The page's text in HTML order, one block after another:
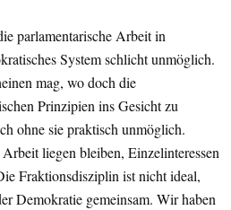
parlamentarische Arbeit in
System schlicht unmöglich.
mag, wo doch die
Prinzipien ins Gesicht zu
ohne sie praktisch unmöglich.
liegen bleiben, Einzelinteressen
Fraktionsdisziplin ist nicht ideal,
Demokratie gemeinsam. Wir haben